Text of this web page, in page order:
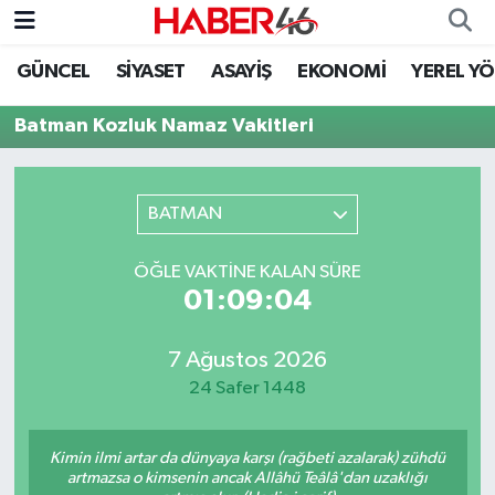
GÜNCEL SİYASET ASAYİŞ EKONOMİ YEREL
Batman Kozluk Namaz Vakitleri
BATMAN
ÖĞLE VAKTINE KALAN SÜRE
01:09:04
7 Ağustos 2026
24 Safer 1448
Kimin ilmi artar da dünyaya karşı (rağbeti azalarak) zühdü
artmazsa o kimsenin ancak Allâhü Teâlâ'dan uzaklığı
GÜNCEL
EKONOMİ
EĞİTİM
Nöbetçi Eczaneler
Kahramanmaraş Namaz Vakitleri
Süper Lig Puan Durumu ve Fikstür
Tüm Manşetler
Haber Arşivi